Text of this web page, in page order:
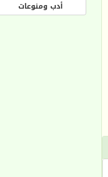
أدب ومنوعات